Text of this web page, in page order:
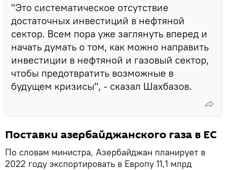
"Это систематическое отсутствие
достаточных инвестиций в нефтяной
сектор. Всем пора уже заглянуть вперед и
начать думать о том, как можно направить
инвестиции в нефтяной и газовый сектор,
чтобы предотвратить возможные в
будущем кризисы", - сказал Шахбазов.
Поставки азербайджанского газа в ЕС
По словам министра, Азербайджан планирует в
2022 году экспортировать в Европу 11,1 млрд